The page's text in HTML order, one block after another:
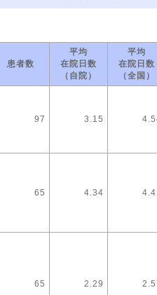
患者数
平均
在院日数
（自院）
平均
在院日数
（全国）
97 3.15
65 4.34
65 2.29